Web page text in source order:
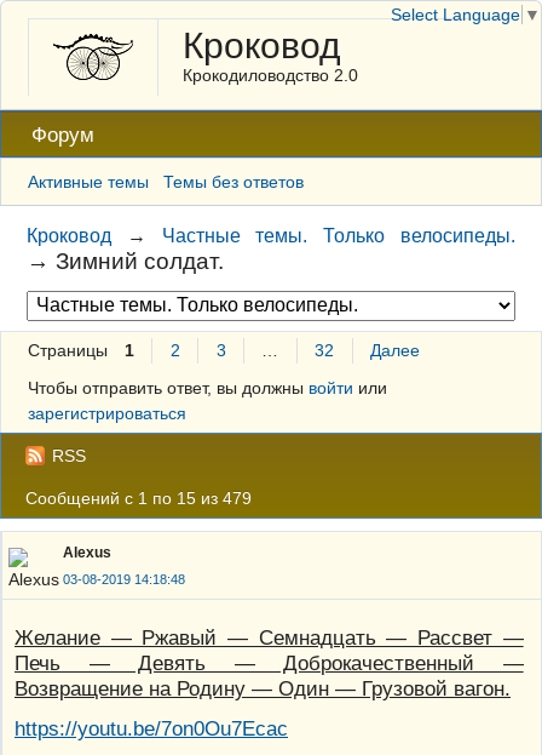
Кроковод
Крокодиловодство 2.0
Форум
Активные темы Темы без ответов
Кроковод → Частные темы. Только велосипеды.
→Зимний солдат.
Страницы 1 2 3 32
Далее
Чтобы отправить ответ, вы должны войти или
зарегистрироваться
RSS
Сообщений с 1 по 15 из 479
Alexus
03-08-2019 14:18:48
Желание — Ржавый — Семнадцать — Рассвет —
Печь — Девять — Доброкачественный —
Возвращение на Родину — Один — Грузовой вагон.
https://youtu.be/7on0Ou7Ecac
Select Language ▼